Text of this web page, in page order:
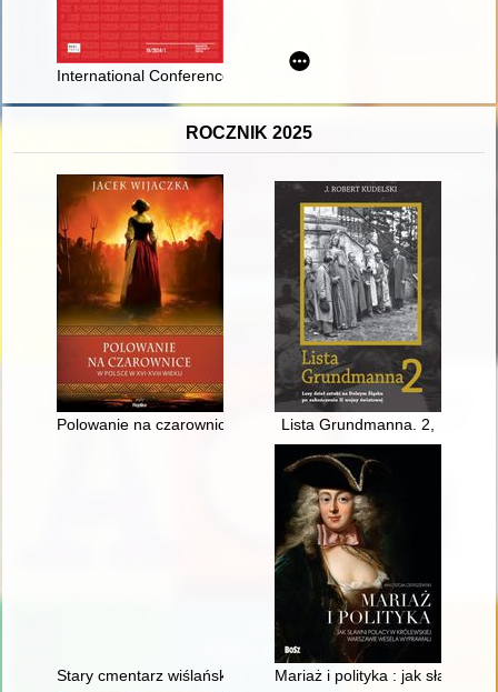
International Conference - 22nd Czech-Polish Historical and
ROCZNIK 2025
Polowanie na czarownice w Polsce w XVI-XVIII wieku
Lista Grundmanna. 2,
Stary cmentarz wiślański. T. 2, Mariaż i polityka : jak sławni